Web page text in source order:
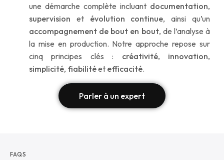
une démarche complète incluant documentation,
supervision et évolution continue, ainsi qu’un
accompagnement de bout en bout, de l’analyse à
la mise en production. Notre approche repose sur
cinq principes clés : créativité, innovation,
simplicité, fiabilitéet efficacité.
Parler à un expert
FAQS